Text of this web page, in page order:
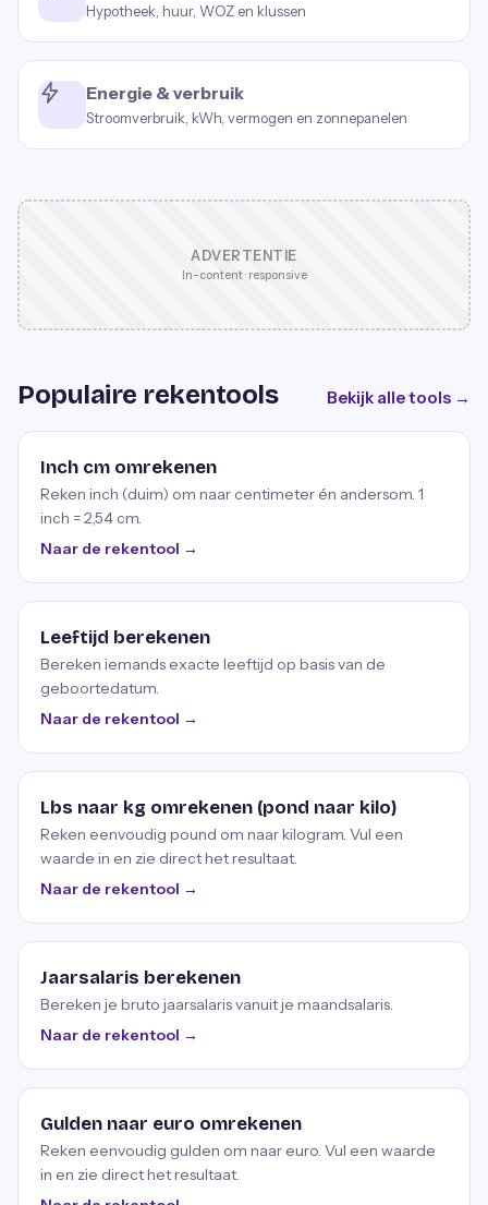
Hypotheek, huur, WOZ en klussen
Energie & verbruik
Stroomverbruik, kWh, vermogen en zonnepanelen
ADVERTENTIE
In-content · responsive
Populaire rekentools Bekijk alle tools →
Inch cm omrekenen
Reken inch (duim) om naar centimeter én andersom. 1
inch = 2,54 cm.
Naar de rekentool →
Leeftijd berekenen
Bereken iemands exacte leeftijd op basis van de
geboortedatum.
Naar de rekentool →
Lbs naar kg omrekenen (pond naar kilo)
Reken eenvoudig pound om naar kilogram. Vul een
waarde in en zie direct het resultaat.
Naar de rekentool →
Jaarsalaris berekenen
Bereken je bruto jaarsalaris vanuit je maandsalaris.
Naar de rekentool →
Gulden naar euro omrekenen
Reken eenvoudig gulden om naar euro. Vul een waarde
in en zie direct het resultaat.